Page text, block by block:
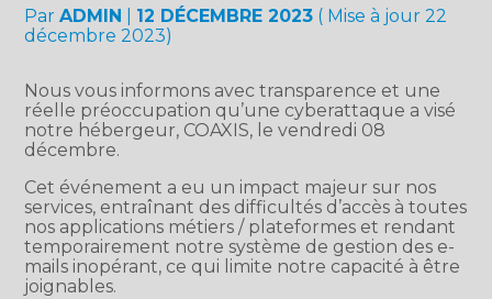
ParADMIN 12 DÉCEMBRE 2023 ( Mise à jour 22
décembre 2023)
Nous vous informons avec transparence et une
réelle préoccupation qu’une cyberattaque a visé
notre hébergeur, COAXIS, le vendredi 08
décembre.
Cet événement a eu un impact majeur sur nos
services, entraînant des difficultés d’accès à toutes
nos applications métiers / plateformes et rendant
temporairement notre système de gestion des e-
mails inopérant, ce qui limite notre capacité à être
joignables.